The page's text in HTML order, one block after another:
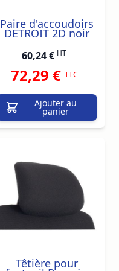
Paire d'accoudoirs
DETROIT 2D noir
60,24 € HT
72,29 € TTC
Ajouter au
panier
Têtière pour